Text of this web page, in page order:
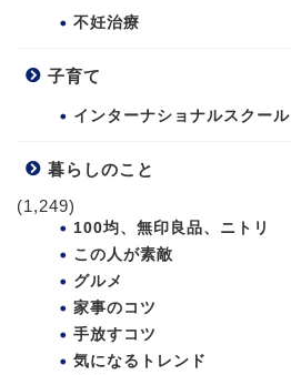
不妊治療
子育て
インターナショナルスクール
暮らしのこと
(1,249)
100均、無印良品、ニトリ
この人が素敵
グルメ
家事のコツ
手放すコツ
気になるトレンド